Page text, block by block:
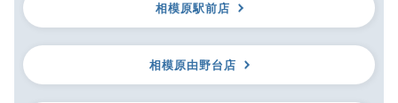
相模原駅前店
相模原由野台店